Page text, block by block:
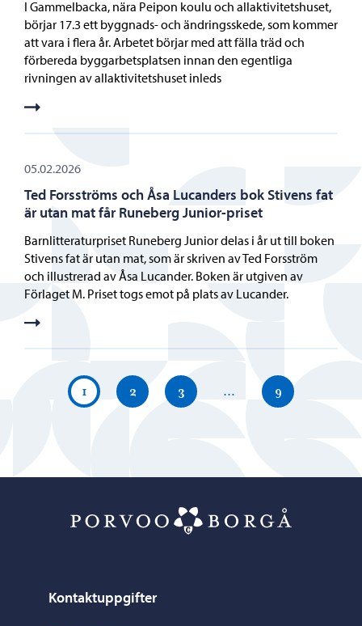
I Gammelbacka, nära Peipon koulu och allaktivitetshuset,
börjar 17.3 ett byggnads- och ändringsskede, som kommer
att vara i flera år. Arbetet börjar med att fälla träd och
förbereda byggarbetsplatsen innan den egentliga
rivningen av allaktivitetshuset inleds
05.02.2026
Ted Forsströms och Åsa Lucanders bok Stivens fat
är utan mat får Runeberg Junior-priset
Barnlitteraturpriset Runeberg Junior delas i år ut till boken
Stivens fat är utan mat, som är skriven av Ted Forsström
och illustrerad av Åsa Lucander. Boken är utgiven av
Förlaget M. Priset togs emot på plats av Lucander.
1 2 3 … 9
Kontaktuppgifter